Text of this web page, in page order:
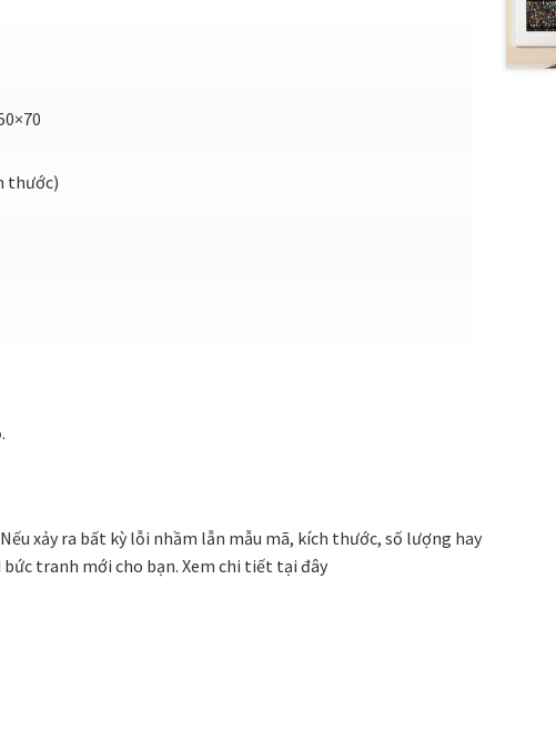
thước)
xảy ra bất kỳ lỗi nhầm lẫn mẫu mã, kích thước, số lượng hay
tranh mới cho bạn. Xem chi tiết tại đây